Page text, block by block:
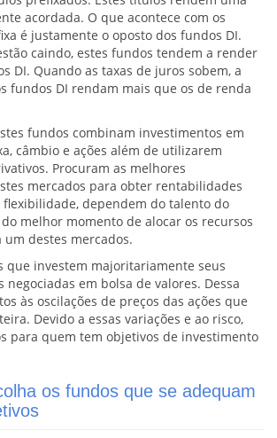
acordada. O que acontece com os
é justamente o oposto dos fundos DI.
caindo, estes fundos tendem a render
DI. Quando as taxas de juros sobem, a
fundos DI rendam mais que os de renda
fundos combinam investimentos em
câmbio e ações além de utilizarem
Procuram as melhores
mercados para obter rentabilidades
flexibilidade, dependem do talento do
melhor momento de alocar os recursos
destes mercados.
que investem majoritariamente seus
negociadas em bolsa de valores. Dessa
às oscilações de preços das ações que
Devido a essas variações e ao risco,
para quem tem objetivos de investimento
os fundos que se adequam